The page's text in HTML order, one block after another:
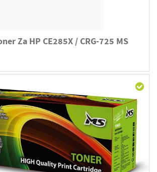
Za HP CE285X / CRG-725 MS